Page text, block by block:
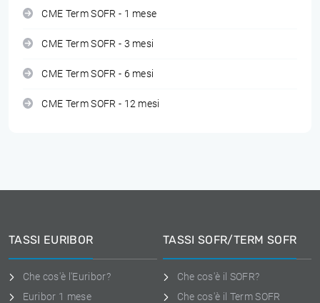
CME Term SOFR - 1 mese
CME Term SOFR - 3 mesi
CME Term SOFR - 6 mesi
CME Term SOFR - 12 mesi
TASSI EURIBOR
Che cos'è l'Euribor?
Euribor 1 mese
TASSI SOFR/TERM SOFR
Che cos'è il SOFR?
Che cos'è il Term SOFR